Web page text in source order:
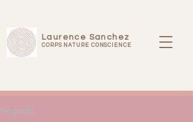
Laurence Sanchez
CORPS NATURE CONSCIENCE
Regards